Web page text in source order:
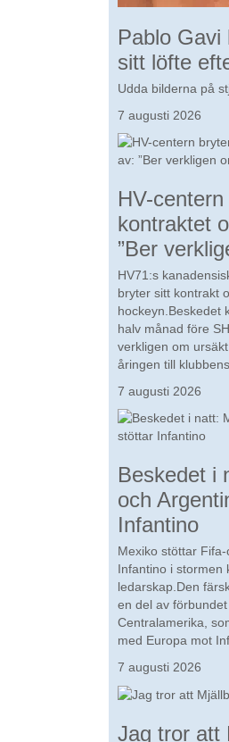
Pablo Gavi
sitt löfte
Udda bilderna på
7 augusti 2026
HV-
kontraktet
”Ber
HV71:s
bryter sitt kontrakt
hockeyn.Beskedet
halv månad före
verkligen om
åringen till
7 augusti 2026
Beskedet i
och
Infantino
Mexiko stöttar
Infantino i stormen
ledarskap.Den
en del av
Centralamerika,
med Europa mot
7 augusti 2026
Jag tror att